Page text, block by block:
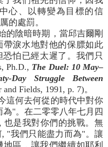
心、以轉變為目標的信
的處罰。
的陰暗時期，當邱吉爾剛
帶淚水地對他的保膘如此
怕已經太遲了。我們只
Ph.D., The Duel: 10 May–
Day Struggle Between
Fields, 1991, p. 7)。
這何去何從的時代中對你
"。在二零零八年七月四
也是我對你們的挑戰。無
"我們只能盡力而為"。讓
區，讓我們繼續如耶利